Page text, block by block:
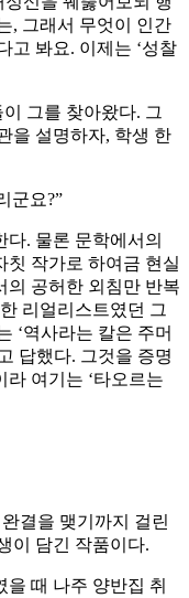
, 그래서 무엇이 인간
고 봐요. 이제는 ‘성찰
그를 찾아왔다. 그
을 설명하자, 학생 한
군요?”
. 물론 문학에서의
칫 작가로 하여금 현실
의 공허한 외침만 반복
리얼리스트였던 그
‘역사라는 칼은 주머
답했다. 그것을 증명
여기는 ‘타오르는
결을 맺기까지 걸린
이 담긴 작품이다.
을 때 나주 양반집 취